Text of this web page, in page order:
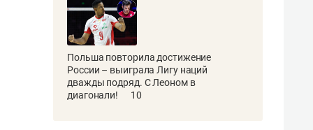
Польша повторила достижение
России – выиграла Лигу наций
дважды подряд. С Леоном в
диагонали!
10